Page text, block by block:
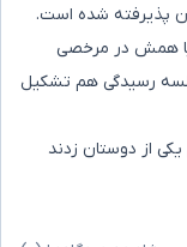
پذیرفته شده است.
همش در مرخصی
رسیدگی هم تشکیل
یکی از دوستان زدند